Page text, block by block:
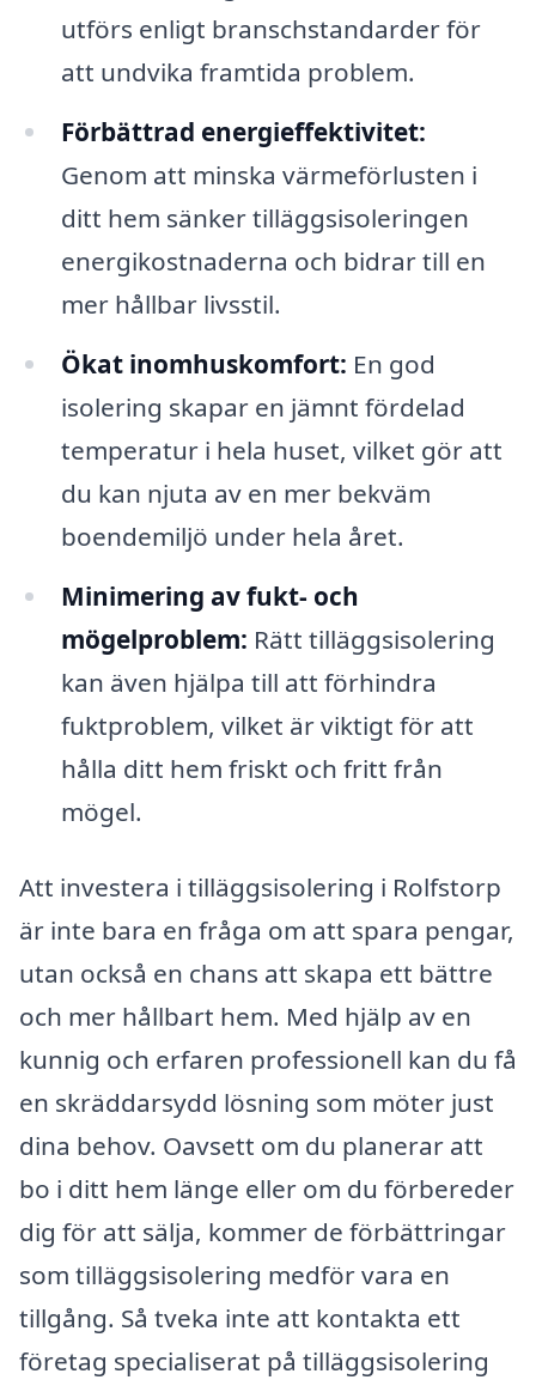
utförs enligt branschstandarder för
att undvika framtida problem.
Förbättrad energieffektivitet:
Genom att minska värmeförlusten i
ditt hem sänker tilläggsisoleringen
energikostnaderna och bidrar till en
mer hållbar livsstil.
Ökat inomhuskomfort: En god
isolering skapar en jämnt fördelad
temperatur i hela huset, vilket gör att
du kan njuta av en mer bekväm
boendemiljö under hela året.
Minimering av fukt- och
mögelproblem: Rätt tilläggsisolering
kan även hjälpa till att förhindra
fuktproblem, vilket är viktigt för att
hålla ditt hem friskt och fritt från
mögel.
Att investera i tilläggsisolering i Rolfstorp
är inte bara en fråga om att spara pengar,
utan också en chans att skapa ett bättre
och mer hållbart hem. Med hjälp av en
kunnig och erfaren professionell kan du få
en skräddarsydd lösning som möter just
dina behov. Oavsett om du planerar att
bo i ditt hem länge eller om du förbereder
dig för att sälja, kommer de förbättringar
som tilläggsisolering medför vara en
tillgång. Så tveka inte att kontakta ett
företag specialiserat på tilläggsisolering